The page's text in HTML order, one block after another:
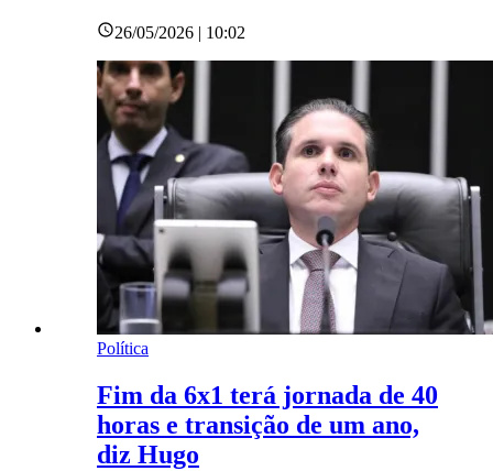
26/05/2026 | 10:02
Política
Fim da 6x1 terá jornada de 40
horas e transição de um ano,
diz Hugo